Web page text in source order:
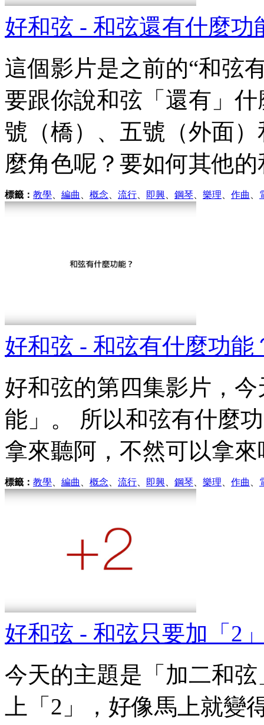
好和弦 - 和弦還有什麼功
這個影片是之前的“和弦
要跟你說和弦「還有」
號（橋）、五號（外面
麼角色呢？要如何其他
標籤： 教學 編曲 概念 流行 即興 鋼琴 樂理 作曲
好和弦 - 和弦有什麼功能
好和弦的第四集影片，
能」。 所以和弦有什麼
拿來聽阿，不然可以拿來
標籤： 教學 編曲 概念 流行 即興 鋼琴 樂理 作曲
好和弦 - 和弦只要加「2
今天的主題是「加二和
上「2」，好像馬上就變